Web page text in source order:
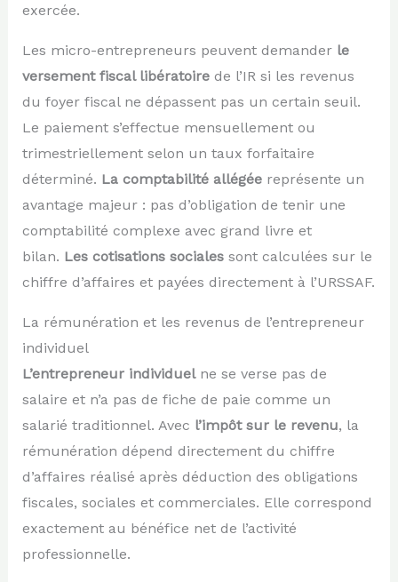
exercée.
Les micro-entrepreneurs peuvent demander le
versement fiscal libératoirede l’IR si les revenus
du foyer fiscal ne dépassent pas un certain seuil.
Le paiement s’effectue mensuellement ou
trimestriellement selon un taux forfaitaire
déterminé. La comptabilité allégéereprésente un
avantage majeur : pas d’obligation de tenir une
comptabilité complexe avec grand livre et
bilan. Les cotisations socialessont calculées sur le
chiffre d’affaires et payées directement à l’URSSAF.
La rémunération et les revenus de l’entrepreneur
individuel
L’entrepreneur individuelne se verse pas de
salaire et n’a pas de fiche de paie comme un
salarié traditionnel. Avec l’impôt sur le revenu, la
rémunération dépend directement du chiffre
d’affaires réalisé après déduction des obligations
fiscales, sociales et commerciales. Elle correspond
exactement au bénéfice net de l’activité
professionnelle.